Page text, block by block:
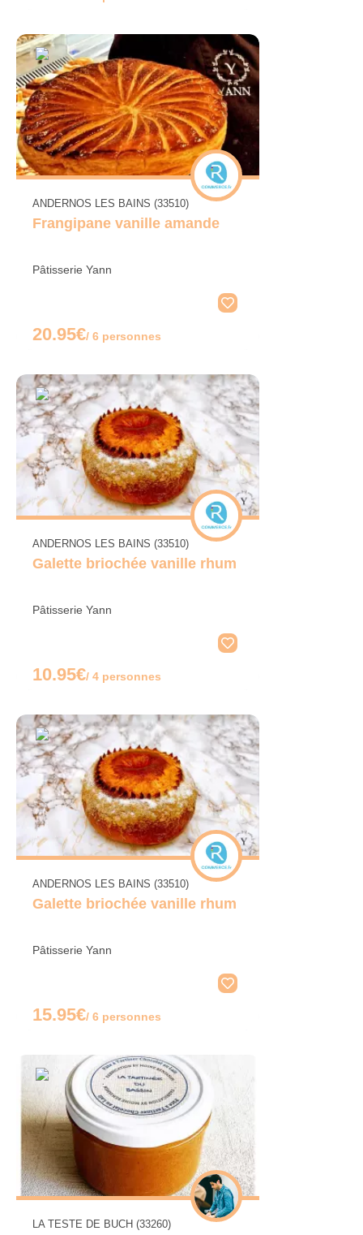
ANDERNOS LES BAINS (33510)
Frangipane vanille amande
Pâtisserie Yann
20.95€/ 6 personnes
ANDERNOS LES BAINS (33510)
Galette briochée vanille rhum
Pâtisserie Yann
10.95€/ 4 personnes
ANDERNOS LES BAINS (33510)
Galette briochée vanille rhum
Pâtisserie Yann
15.95€/ 6 personnes
LA TESTE DE BUCH (33260)